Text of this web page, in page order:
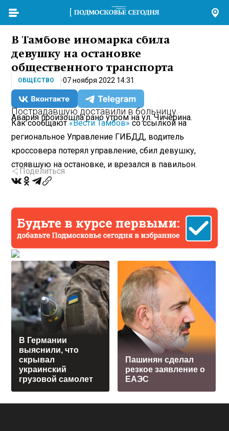
В Тамбове иномарка сбила
девушку на остановке
общественного транспорта
ОБЩЕСТВО 07 ноября 2022 14:31
Пострадавшую доставили в больницу.
Авария произошла рано утром на ул. Чичерина.
Как сообщают«Вести Тамбов» со ссылкой на
региональное Управление ГИБДД, водитель
кроссовера потерял управление, сбил девушку,
стоявшую на остановке, и врезался в павильон.
Поделиться
В Германии
выяснили, что
скрывал
украинский
грузовой самолет
Пашинян сделал
резкое заявление о
ЕАЭС